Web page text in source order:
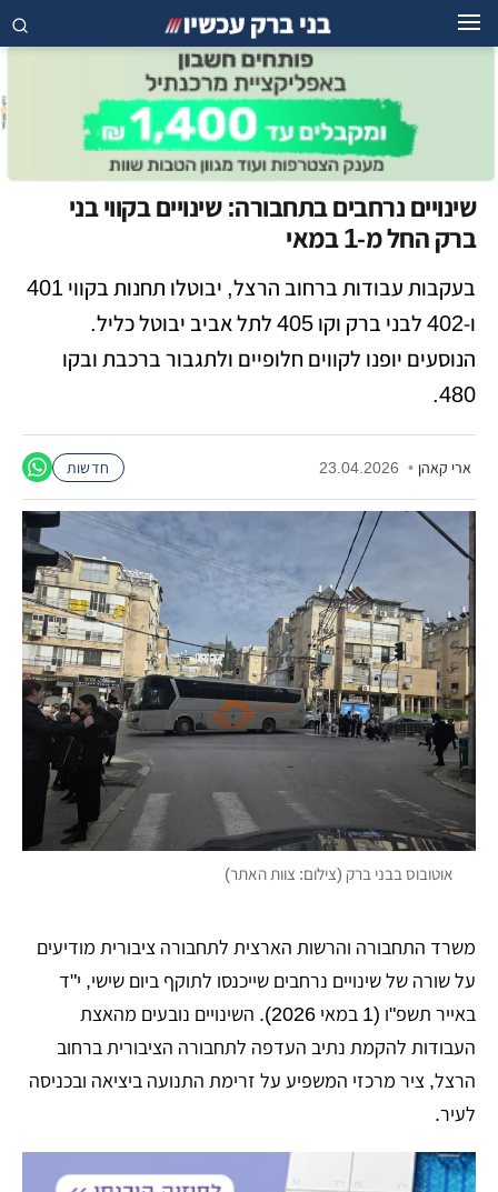
שינויים נרחבים בתחבורה: שינויים בקווי בני
ברק החל מ-1 במאי
בעקבות עבודות ברחוב הרצל, יבוטלו תחנות בקווי 401
ו-402 לבני ברק וקו 405 לתל אביב יבוטל כליל.
הנוסעים יופנו לקווים חלופיים ולתגבור ברכבת ובקו
480.
ארי קאהן •
23.04.2026 חדשות
אוטובוס בבני ברק (צילום: צוות האתר)
משרד התחבורה והרשות הארצית לתחבורה ציבורית מודיעים
על שורה של שינויים נרחבים שייכנסו לתוקף ביום שישי, י"ד
באייר תשפ"ו (1 במאי 2026). השינויים נובעים מהאצת
העבודות להקמת נתיב העדפה לתחבורה הציבורית ברחוב
הרצל, ציר מרכזי המשפיע על זרימת התנועה ביציאה ובכניסה
לעיר.